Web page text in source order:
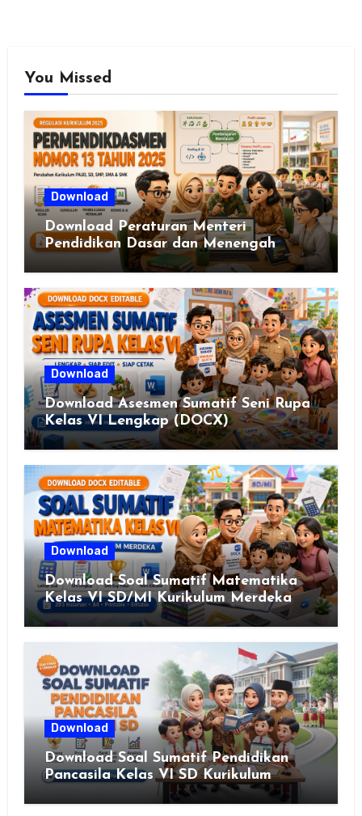
You Missed
Download
Download Peraturan Menteri
Pendidikan Dasar dan Menengah
Republik Indonesia Nomor 13 Tahun
2025
Download
Download Asesmen Sumatif Seni Rupa
Kelas VI Lengkap (DOCX)
Download
Download Soal Sumatif Matematika
Kelas VI SD/MI Kurikulum Merdeka
Download
Download Soal Sumatif Pendidikan
Pancasila Kelas VI SD Kurikulum
Merdeka, Solusi Praktis Guru